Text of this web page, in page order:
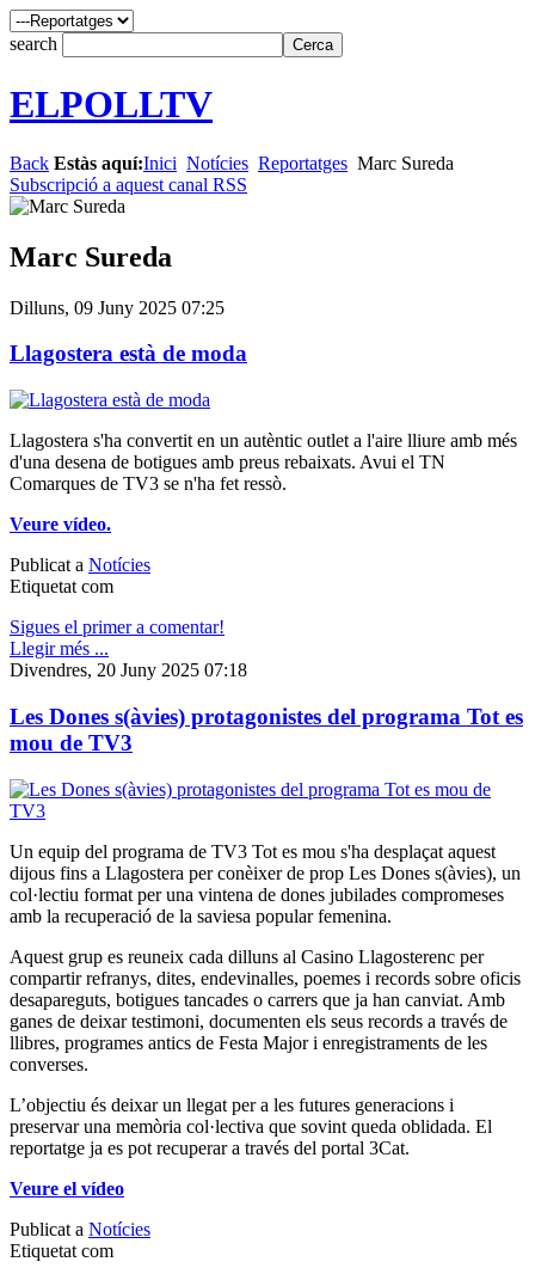
search
ELPOLLTV
Back Estàs aquí:Inici Notícies Reportatges Marc Sureda
Subscripció a aquest canal RSS
Marc Sureda
Dilluns, 09 Juny 2025 07:25
Llagostera està de moda
Llagostera s'ha convertit en un autèntic outlet a l'aire lliure amb més
d'una desena de botigues amb preus rebaixats. Avui el TN
Comarques de TV3 se n'ha fet ressò.
Veure vídeo.
Publicat a Notícies
Etiquetat com
Sigues el primer a comentar!
Llegir més ...
Divendres, 20 Juny 2025 07:18
Les Dones s(àvies) protagonistes del programa Tot es
mou de TV3
Un equip del programa de TV3 Tot es mou s'ha desplaçat aquest
dijous fins a Llagostera per conèixer de prop Les Dones s(àvies), un
col·lectiu format per una vintena de dones jubilades compromeses
amb la recuperació de la saviesa popular femenina.
Aquest grup es reuneix cada dilluns al Casino Llagosterenc per
compartir refranys, dites, endevinalles, poemes i records sobre oficis
desapareguts, botigues tancades o carrers que ja han canviat. Amb
ganes de deixar testimoni, documenten els seus records a través de
llibres, programes antics de Festa Major i enregistraments de les
converses.
L’objectiu és deixar un llegat per a les futures generacions i
preservar una memòria col·lectiva que sovint queda oblidada. El
reportatge ja es pot recuperar a través del portal 3Cat.
Veure el vídeo
Publicat a Notícies
Etiquetat com